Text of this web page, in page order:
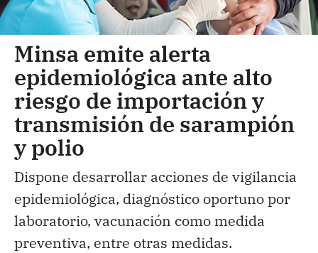
Minsa emite alerta
epidemiológica ante alto
riesgo de importación y
transmisión de sarampión
y polio
Dispone desarrollar acciones de vigilancia
epidemiológica, diagnóstico oportuno por
laboratorio, vacunación como medida
preventiva, entre otras medidas.